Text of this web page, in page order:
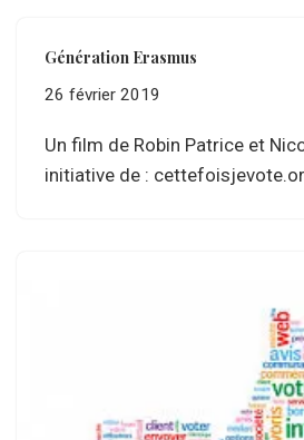
Génération Erasmus
26 février 2019
Un film de Robin Patrice et
initiative de :